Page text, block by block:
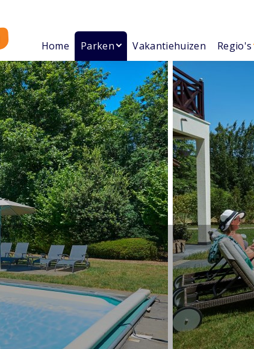
Home Parken Vakantiehuizen Regio's